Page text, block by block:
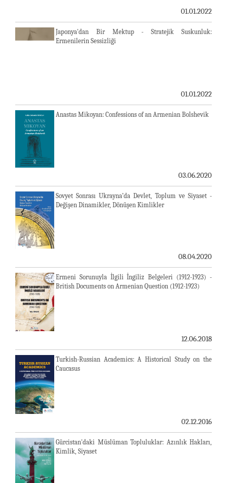
01.01.2022
Japonya'dan Bir Mektup - Stratejik Suskunluk:
Ermenilerin Sessizliği
01.01.2022
Anastas Mikoyan: Confessions of an Armenian Bolshevik
03.06.2020
Sovyet Sonrası Ukrayna’da Devlet, Toplum ve Siyaset -
Değişen Dinamikler, Dönüşen Kimlikler
08.04.2020
Ermeni Sorunuyla İlgili İngiliz Belgeleri (1912-1923) -
British Documents on Armenian Question (1912-1923)
12.06.2018
Turkish-Russian Academics: A Historical Study on the
Caucasus
02.12.2016
Gürcistan'daki Müslüman Topluluklar: Azınlık Hakları,
Kimlik, Siyaset